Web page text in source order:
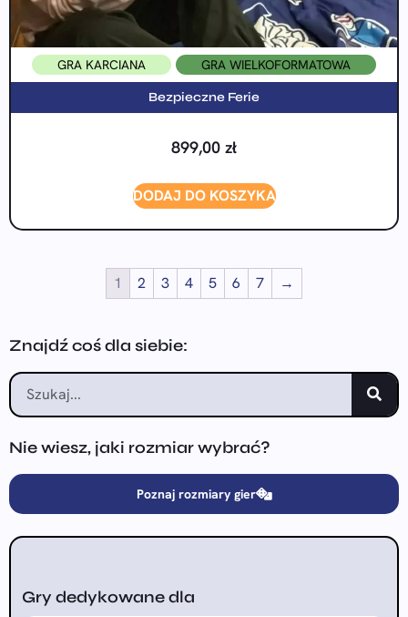
Znajdź coś dla siebie:
Nie wiesz, jaki rozmiar wybrać?
Poznaj rozmiary gier
Gry dedykowane dla
GRA KARCIANA GRA WIELKOFORMATOWA
Bezpieczne Ferie
899,00 zł
DODAJ DO KOSZYKA
1 2 3 4 5 6 7 →